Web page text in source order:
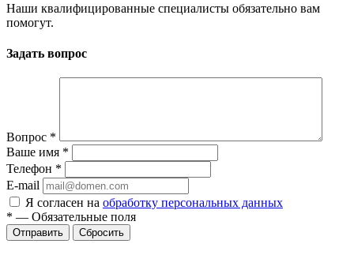
Наши квалифицированные специалисты обязательно вам
помогут.
Задать вопрос
Вопрос *
Ваше имя *
Телефон *
E-mail
Я согласен на обработку персональных данных
* — Обязательные поля
Сбросить